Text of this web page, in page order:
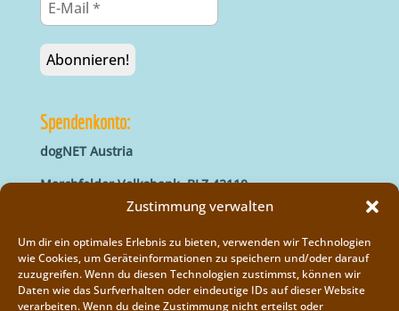
Zustimmung verwalten
Um dir ein optimales Erlebnis zu bieten, verwenden wir Technologien
wie Cookies, um Geräteinformationen zu speichern und/oder darauf
zuzugreifen. Wenn du diesen Technologien zustimmst, können wir
Daten wie das Surfverhalten oder eindeutige IDs auf dieser Website
verarbeiten. Wenn du deine Zustimmung nicht erteilst oder
Spendenkonto:
dogNET Austria
Marchfelder Volksbank, BLZ 42110
IBAN: AT66 4211 0421 5000 0000